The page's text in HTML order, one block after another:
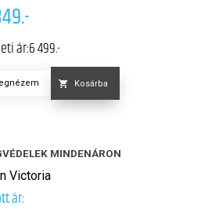
ár:6 499.-
Kosárba
MINDENÁRON
Victoria
ár: